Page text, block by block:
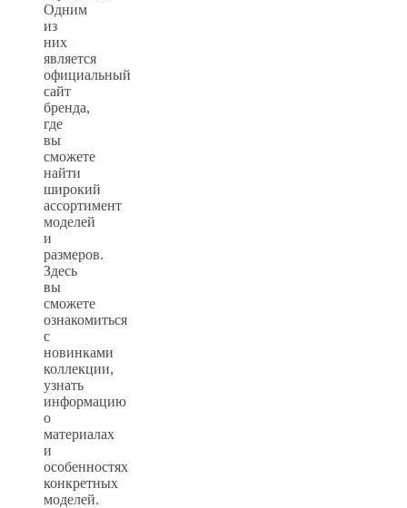
Одним
из
них
является
официальный
сайт
бренда,
где
вы
сможете
найти
широкий
ассортимент
моделей
и
размеров.
Здесь
вы
сможете
ознакомиться
с
новинками
коллекции,
узнать
информацию
о
материалах
и
особенностях
конкретных
моделей.